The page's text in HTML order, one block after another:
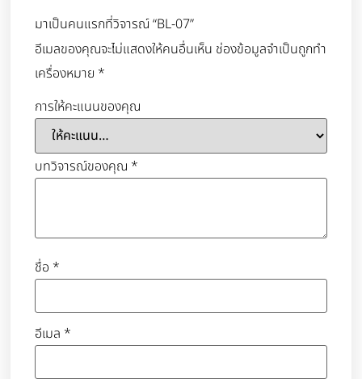
มาเป็นคนแรกที่วิจารณ์ “BL-07”
อีเมลของคุณจะไม่แสดงให้คนอื่นเห็น ช่องข้อมูลจำเป็นถูกทำ
เครื่องหมาย *
การให้คะแนนของคุณ
บทวิจารณ์ของคุณ *
ชื่อ *
อีเมล *